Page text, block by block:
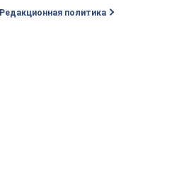
Редакционная политика